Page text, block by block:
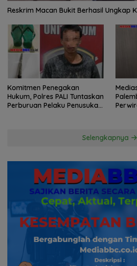
Reskrim Macan Bukit Berhasil Ungkap
Komitmen Penegakan
Hukum, Polres PALI Tuntaskan
Perburuan Pelaku Penusukan
Selengkapnya